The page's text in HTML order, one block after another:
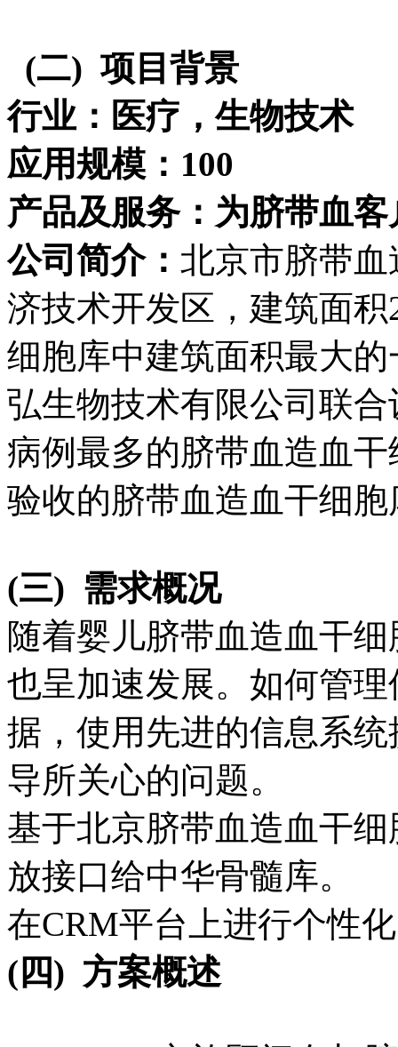
(二) 项目背景
行业：医疗，生物技术
应用规模：100
产品及服务：为脐带血
公司简介： 北京市脐带
济技术开发区，建筑面
细胞库中建筑面积最大
弘生物技术有限公司联
病例最多的脐带血造血
验收的脐带血造血干细胞
(三) 需求概况
随着婴儿脐带血造血干
也呈加速发展。如何管
据，使用先进的信息系
导所关心的问题。
基于北京脐带血造血干
放接口给中华骨髓库。
在CRM平台上进行个性
(四) 方案概述